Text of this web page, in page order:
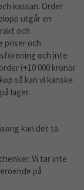
kassan. Order
utgår en
och
priser och
och inte
(+10 000 kronor
så kan vi kanske
lager.
kan det ta
Vi tar inte
på